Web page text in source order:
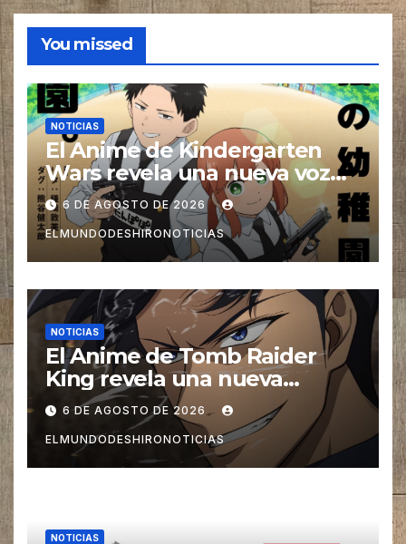
You missed
NOTICIAS
El Anime de Kindergarten
Wars revela una nueva voz
para su elenco se estrena en
el 2027
6 DE AGOSTO DE 2026
ELMUNDODESHIRONOTICIAS
NOTICIAS
El Anime de Tomb Raider
King revela una nueva
imagen promocional
6 DE AGOSTO DE 2026
ELMUNDODESHIRONOTICIAS
NOTICIAS